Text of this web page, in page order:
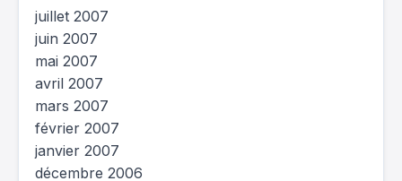
juillet 2007
juin 2007
mai 2007
avril 2007
mars 2007
février 2007
janvier 2007
décembre 2006